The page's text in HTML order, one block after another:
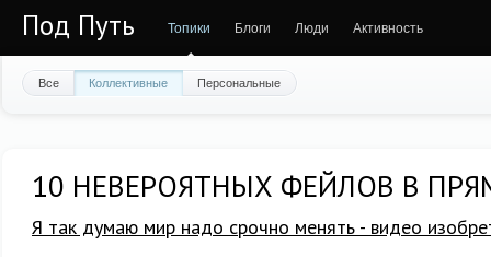
Под Путь Топики Блоги Люди Активность
Все Коллективные Персональные
10 НЕВЕРОЯТНЫХ ФЕЙЛОВ В
Я так думаю мир надо срочно менять - видео